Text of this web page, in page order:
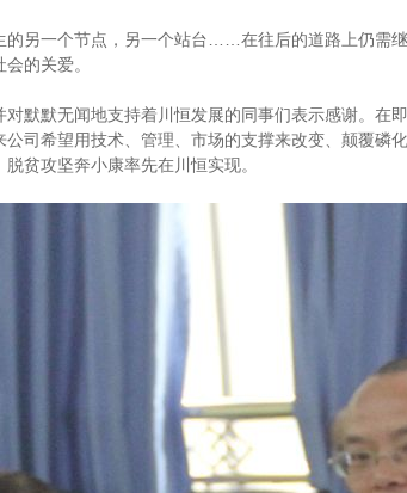
另一个节点，另一个站台……在往后的道路上仍需
会的关爱。
默默无闻地支持着川恒发展的同事们表示感谢。
司希望用技术、管理、市场的支撑来改变、颠覆
贫攻坚奔小康率先在川恒实现。